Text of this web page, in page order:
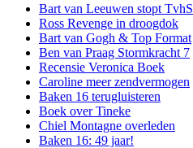
Bart van Leeuwen stopt TvhS
Ross Revenge in droogdok
Bart van Gogh & Top Format
Ben van Praag Stormkracht 7
Recensie Veronica Boek
Caroline meer zendvermogen
Baken 16 terugluisteren
Boek over Tineke
Chiel Montagne overleden
Baken 16: 49 jaar!